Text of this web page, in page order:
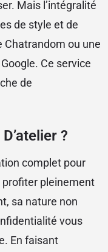
Mais l’intégralité
de style et de
Chatrandom ou une
Ce service
de
?
complet pour
profiter pleinement
sa nature non
vous
En faisant